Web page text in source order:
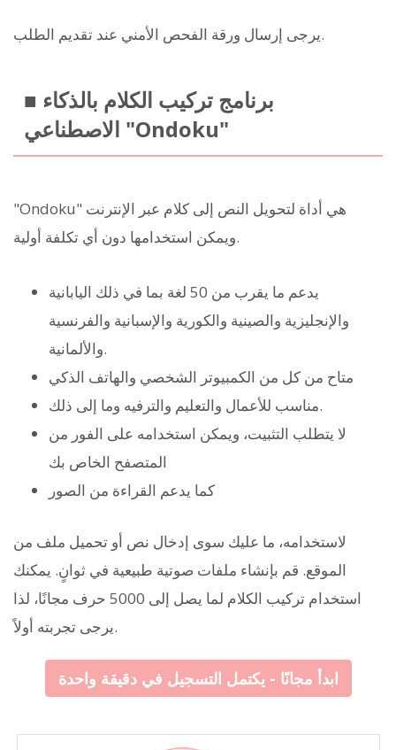
يرجى إرسال ورقة الفحص الأمني عند تقديم الطلب.
■ برنامج تركيب الكلام بالذكاء
الاصطناعي "Ondoku"
"Ondoku" هي أداة لتحويل النص إلى كلام عبر الإنترنت
ويمكن استخدامها دون أي تكلفة أولية.
يدعم ما يقرب من 50 لغة بما في ذلك اليابانية
والإنجليزية والصينية والكورية والإسبانية والفرنسية
والألمانية.
متاح من كل من الكمبيوتر الشخصي والهاتف الذكي
مناسب للأعمال والتعليم والترفيه وما إلى ذلك.
لا يتطلب التثبيت، ويمكن استخدامه على الفور من
المتصفح الخاص بك
كما يدعم القراءة من الصور
لاستخدامه، ما عليك سوى إدخال نص أو تحميل ملف من
الموقع. قم بإنشاء ملفات صوتية طبيعية في ثوانٍ. يمكنك
استخدام تركيب الكلام لما يصل إلى 5000 حرف مجانًا، لذا
يرجى تجربته أولاً.
ابدأ مجانًا - يكتمل التسجيل في دقيقة واحدة